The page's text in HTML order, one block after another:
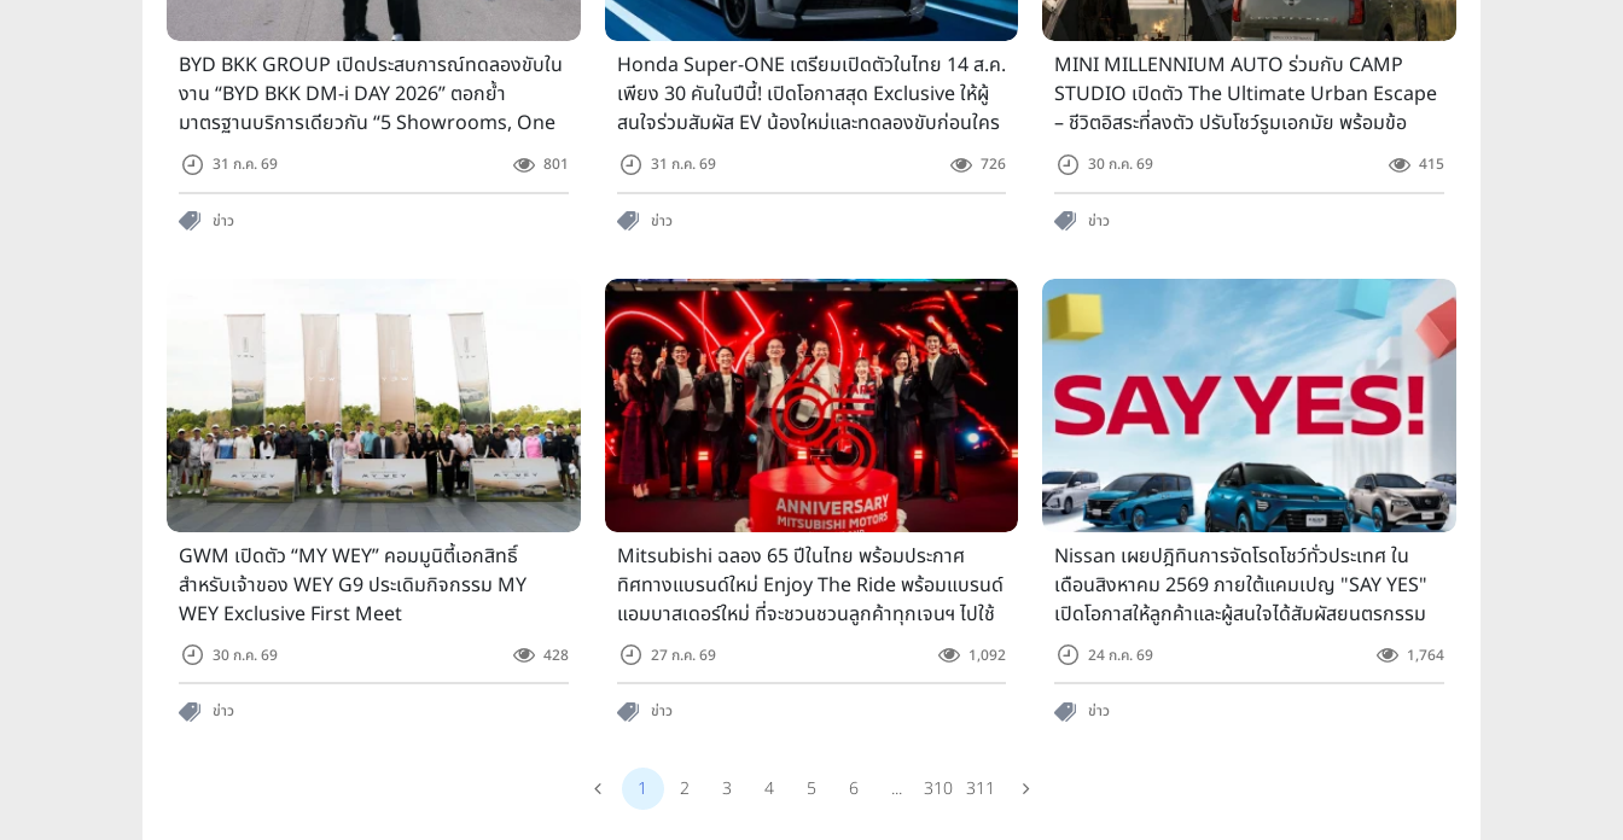
BYD BKK GROUP เปิดประสบการณ์ทดลองขับใน
งาน “BYD BKK DM-i DAY 2026” ตอกย้ำ
มาตรฐานบริการเดียวกัน “5 Showrooms, One
Standard”
31 ก.ค. 69 801
ข่าว
Honda Super-ONE เตรียมเปิดตัวในไทย 14 ส.ค.
เพียง 30 คันในปีนี้! เปิดโอกาสสุด Exclusive ให้ผู้
สนใจร่วมสัมผัส EV น้องใหม่และทดลองขับก่อนใคร
31 ก.ค. 69 726
ข่าว
MINI MILLENNIUM AUTO ร่วมกับ CAMP
STUDIO เปิดตัว The Ultimate Urban Escape
– ชีวิตอิสระที่ลงตัว ปรับโชว์รูมเอกมัย พร้อมข้อ
เสนอสุดเอ็กซ์คลูซีฟ
30 ก.ค. 69 415
ข่าว
GWM เปิดตัว “MY WEY” คอมมูนิตี้เอกสิทธิ์
สำหรับเจ้าของ WEY G9 ประเดิมกิจกรรม MY
WEY Exclusive First Meet
30 ก.ค. 69 428
ข่าว
Mitsubishi ฉลอง 65 ปีในไทย พร้อมประกาศ
ทิศทางแบรนด์ใหม่ Enjoy The Ride พร้อมแบรนด์
แอมบาสเดอร์ใหม่ ที่จะชวนชวนลูกค้าทุกเจนฯ ไปใช้
ชีวิตอย่างมีความสุขในทุกการเดินทาง
27 ก.ค. 69 1,092
ข่าว
Nissan เผยปฎิทินการจัดโรดโชว์ทั่วประเทศ ใน
เดือนสิงหาคม 2569 ภายใต้แคมเปญ "SAY YES"
เปิดโอกาสให้ลูกค้าและผู้สนใจได้สัมผัสยนตรกรรม
พร้อมข้อเสนอพิเศษอย่างใกล้ชิด
24 ก.ค. 69 1,764
ข่าว
1 2 3 4 5 6 ... 310 311